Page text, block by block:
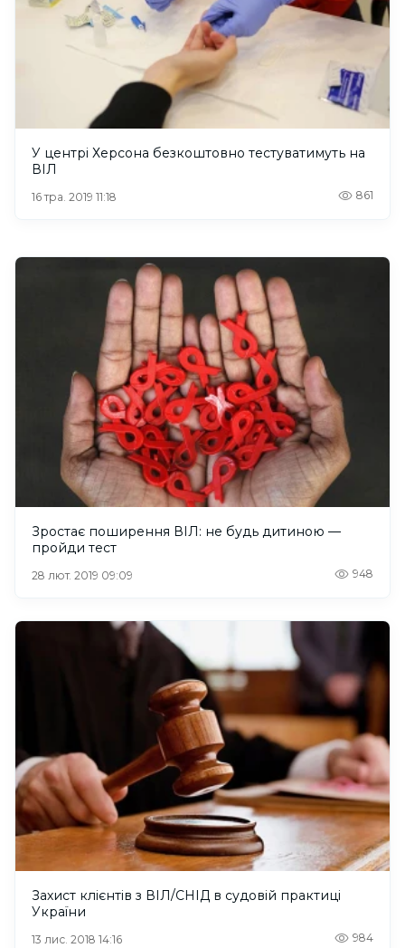
У центрі Херсона безкоштовно тестуватимуть на
ВІЛ
16 тра. 2019 11:18 861
Зростає поширення ВІЛ: не будь дитиною —
пройди тест
28 лют. 2019 09:09 948
Захист клієнтів з ВІЛ/СНІД в судовій практиці
України
13 лис. 2018 14:16 984